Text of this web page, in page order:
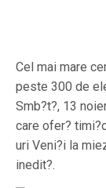
Cel mai mare
peste 300 de
Smb?t?, 13
care ofer?
uri Veni?i la
inedit?.